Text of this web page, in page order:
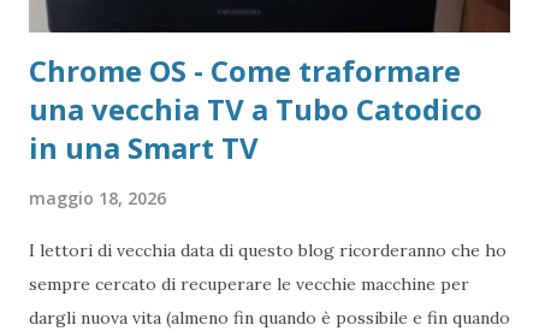
Chrome OS - Come traformare
una vecchia TV a Tubo Catodico
in una Smart TV
maggio 18, 2026
I lettori di vecchia data di questo blog ricorderanno che ho
sempre cercato di recuperare le vecchie macchine per
dargli nuova vita (almeno fin quando è possibile e fin quando